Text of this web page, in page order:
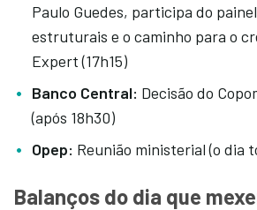
Paulo Guedes, participa do
estruturais e o caminho para o
Expert (17h15)
Banco Central: Decisão do
(após 18h30)
Opep: Reunião ministerial (o dia
Balanços do dia que